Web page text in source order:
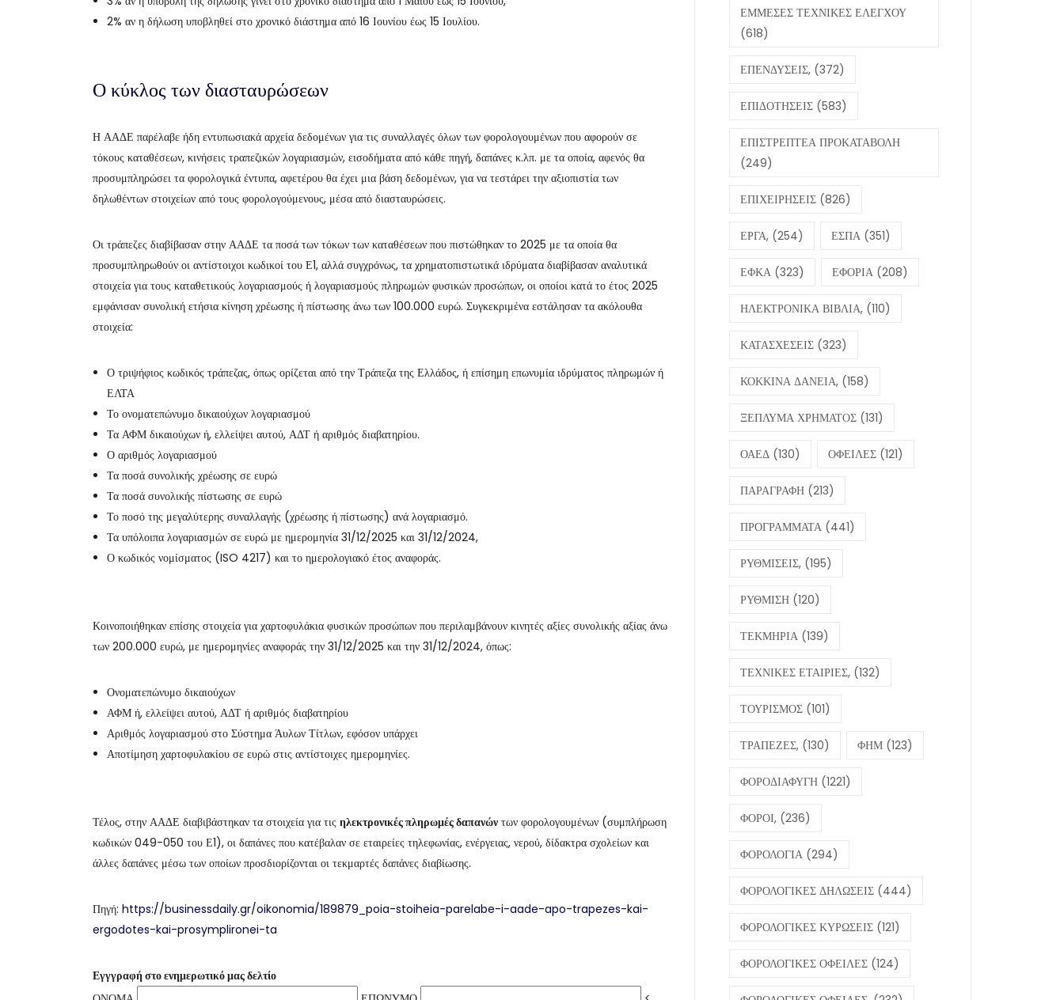
2% αν η δήλωση υποβληθεί στο χρονικό διάστημα από 16 Ιουνίου έως 15 Ιουλίου.
Ο κύκλος των διασταυρώσεων
Η ΑΑΔΕ παρέλαβε ήδη εντυπωσιακά αρχεία δεδομένων για τις συναλλαγές όλων των φορολογουμένων που αφορούν σε
τόκους καταθέσεων, κινήσεις τραπεζικών λογαριασμών, εισοδήματα από κάθε πηγή, δαπάνες κ.λπ. με τα οποία, αφενός θα
προσυμπληρώσει τα φορολογικά έντυπα, αφετέρου θα έχει μια βάση δεδομένων, για να τεστάρει την αξιοπιστία των
δηλωθέντων στοιχείων από τους φορολογούμενους, μέσα από διασταυρώσεις.
Οι τράπεζες διαβίβασαν στην ΑΑΔΕ τα ποσά των τόκων των καταθέσεων που πιστώθηκαν το 2025 με τα οποία θα
προσυμπληρωθούν οι αντίστοιχοι κωδικοί του Ε1, αλλά συγχρόνως, τα χρηματοπιστωτικά ιδρύματα διαβίβασαν αναλυτικά
στοιχεία για τους καταθετικούς λογαριασμούς ή λογαριασμούς πληρωμών φυσικών προσώπων, οι οποίοι κατά το έτος 2025
εμφάνισαν συνολική ετήσια κίνηση χρέωσης ή πίστωσης άνω των 100.000 ευρώ. Συγκεκριμένα εστάλησαν τα ακόλουθα
στοιχεία:
Ο τριψήφιος κωδικός τράπεζας, όπως ορίζεται από την Τράπεζα της Ελλάδος, ή επίσημη επωνυμία ιδρύματος πληρωμών ή
ΕΛΤΑ
Το ονοματεπώνυμο δικαιούχων λογαριασμού
Τα ΑΦΜ δικαιούχων ή, ελλείψει αυτού, ΑΔΤ ή αριθμός διαβατηρίου.
Ο αριθμός λογαριασμού
Τα ποσά συνολικής χρέωσης σε ευρώ
Τα ποσά συνολικής πίστωσης σε ευρώ
Το ποσό της μεγαλύτερης συναλλαγής (χρέωσης ή πίστωσης) ανά λογαριασμό.
Τα υπόλοιπα λογαριασμών σε ευρώ με ημερομηνία 31/12/2025 και 31/12/2024,
Ο κωδικός νομίσματος (ISO 4217) και το ημερολογιακό έτος αναφοράς.
Κοινοποιήθηκαν επίσης στοιχεία για χαρτοφυλάκια φυσικών προσώπων που περιλαμβάνουν κινητές αξίες συνολικής αξίας άνω
των 200.000 ευρώ, με ημερομηνίες αναφοράς την 31/12/2025 και την 31/12/2024, όπως:
Ονοματεπώνυμο δικαιούχων
ΑΦΜ ή, ελλείψει αυτού, ΑΔΤ ή αριθμός διαβατηρίου
Αριθμός λογαριασμού στο Σύστημα Άυλων Τίτλων, εφόσον υπάρχει
Αποτίμηση χαρτοφυλακίου σε ευρώ στις αντίστοιχες ημερομηνίες.
Τέλος, στην ΑΑΔΕ διαβιβάστηκαν τα στοιχεία για τις ηλεκτρονικές πληρωμές δαπανών των φορολογουμένων (συμπλήρωση
κωδικών 049-050 του Ε1), οι δαπάνες που κατέβαλαν σε εταιρείες τηλεφωνίας, ενέργειας, νερού, δίδακτρα σχολείων και
άλλες δαπάνες μέσω των οποίων προσδιορίζονται οι τεκμαρτές δαπάνες διαβίωσης.
Πηγή: https://businessdaily.gr/oikonomia/189879_poia-stoiheia-parelabe-i-aade-apo-trapezes-kai-
ergodotes-kai-prosymplironei-ta
Εγγγραφή στο ενημερωτικό μας δελτίο
ΕΜΜΕΣΕΣ ΤΕΧΝΙΚΕΣ ΕΛΕΓΧΟΥ
(618)
ΕΠΕΝΔΥΣΕΙΣ, (372)
ΕΠΙΔΟΤΗΣΕΙΣ (583)
ΕΠΙΣΤΡΕΠΤΕΑ ΠΡΟΚΑΤΑΒΟΛΗ
(249)
ΕΠΙΧΕΙΡΗΣΕΙΣ (826)
ΕΡΓΑ, (254) ΕΣΠΑ (351)
ΕΦΚΑ (323) ΕΦΟΡΙΑ (208)
ΗΛΕΚΤΡΟΝΙΚΑ ΒΙΒΛΙΑ, (110)
ΚΑΤΑΣΧΕΣΕΙΣ (323)
ΚΟΚΚΙΝΑ ΔΑΝΕΙΑ, (158)
ΞΕΠΛΥΜΑ ΧΡΗΜΑΤΟΣ (131)
ΟΑΕΔ (130) ΟΦΕΙΛΕΣ (121)
ΠΑΡΑΓΡΑΦΗ (213)
ΠΡΟΓΡΑΜΜΑΤΑ (441)
ΡΥΘΜΙΣΕΙΣ, (195)
ΡΥΘΜΙΣΗ (120)
ΤΕΚΜΗΡΙΑ (139)
ΤΕΧΝΙΚΕΣ ΕΤΑΙΡΙΕΣ, (132)
ΤΟΥΡΙΣΜΟΣ (101)
ΤΡΑΠΕΖΕΣ, (130) ΦΗΜ (123)
ΦΟΡΟΔΙΑΦΥΓΗ (1221)
ΦΟΡΟΙ, (236)
ΦΟΡΟΛΟΓΙΑ (294)
ΦΟΡΟΛΟΓΙΚΕΣ ΔΗΛΩΣΕΙΣ (444)
ΦΟΡΟΛΟΓΙΚΕΣ ΚΥΡΩΣΕΙΣ (121)
ΦΟΡΟΛΟΓΙΚΕΣ ΟΦΕΙΛΕΣ (124)